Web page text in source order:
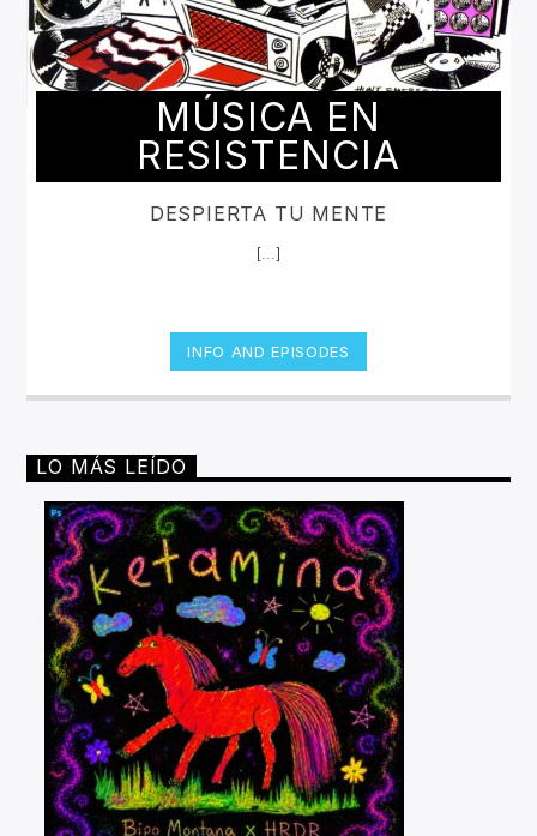
MÚSICA EN
RESISTENCIA
DESPIERTA TU MENTE
[...]
INFO AND EPISODES
LO MÁS LEÍDO